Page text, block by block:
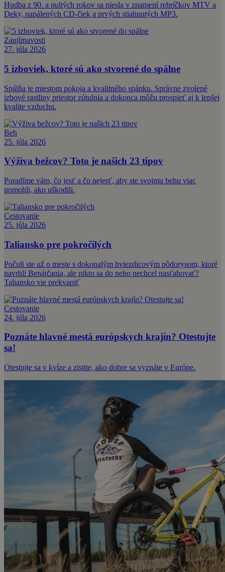
Hudba z 90. a nultých rokov sa niesla v znamení rebríčkov MTV a
Deky, napálených CD-čiek a prvých stiahnutých MP3.
Zaujímavosti
27. júla 2026
5 izboviek, ktoré sú ako stvorené do spálne
Spálňa je miestom pokoja a kvalitného spánku. Správne zvolené
izbové rastliny priestor zútulnia a dokonca môžu prospieť aj k lepšej
kvalite vzduchu.
Beh
25. júla 2026
Výživa bežcov? Toto je našich 23 tipov
Poradíme vám, čo jesť a čo nejesť, aby ste svojmu behu viac
pomohli, ako uškodili.
Cestovanie
25. júla 2026
Taliansko pre pokročilých
Počuli ste už o meste s dokonalým hviezdicovým pôdorysom, ktoré
navrhli Benátčania, ale nikto sa do neho nechcel nasťahovať?
Taliansko vie prekvapiť
Cestovanie
24. júla 2026
Poznáte hlavné mestá európskych krajín? Otestujte
sa!
Otestujte sa v kvíze a zistite, ako dobre sa vyznáte v Európe.